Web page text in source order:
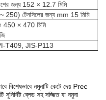
জন্য 152 × 12.7 মিমি
250) টেনসিলের জন্য mm 15 মিমি
× 470 মিমি
T409, JIS-P113
বিশেষভাবে নমুনাটি কেটে দেয় Prec
সুনির্দিষ্ট ব্লেড সহ সজ্জিত যা নমুনা